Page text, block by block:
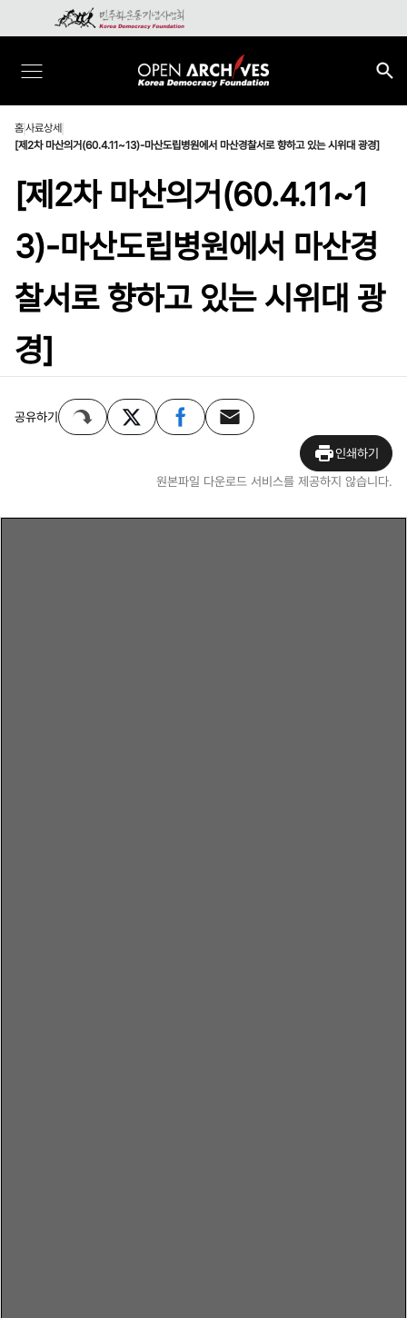
홈사료상세
[제2차 마산의거(60.4.11~13)-마산도립병원에서 마산경찰서로 향하고 있는 시위대 광경]
[제2차 마산의거(60.4.11~1
3)-마산도립병원에서 마산경
찰서로 향하고 있는 시위대 광
경]
공유하기
인쇄하기
원본파일 다운로드 서비스를 제공하지 않습니다.